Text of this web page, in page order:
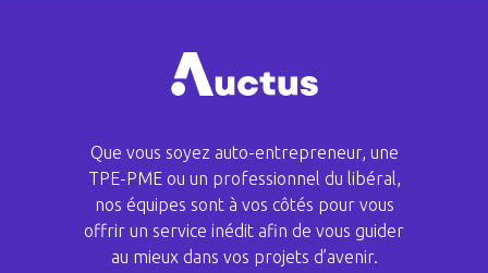
Que vous soyez auto-entrepreneur, une
TPE-PME ou un professionnel du libéral,
nos équipes sont à vos côtés pour vous
offrir un service inédit afin de vous guider
au mieux dans vos projets d’avenir.